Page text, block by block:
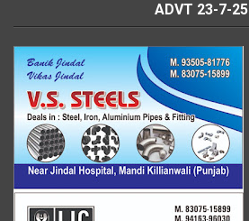
ADVT 23-7-25